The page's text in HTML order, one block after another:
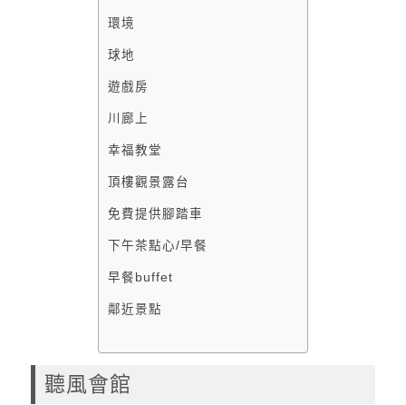
環境
球地
遊戲房
川廊上
幸福教堂
頂樓觀景露台
免費提供腳踏車
下午茶點心/早餐
早餐buffet
鄰近景點
聽風會館